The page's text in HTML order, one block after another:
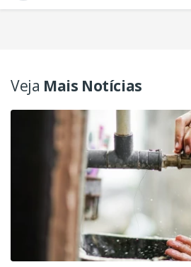
Veja Mais Notícias